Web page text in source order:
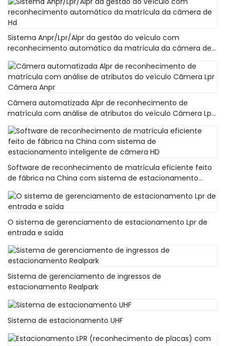
Sistema Anpr/Lpr/Alpr da gestão do veículo com
reconhecimento automático da matrícula da câmera de
Hd
Câmera automatizada Alpr de reconhecimento de
matrícula com análise de atributos do veículo Câmera Lpr
Câmera Anpr
Software de reconhecimento de matrícula eficiente feito
de fábrica na China com sistema de estacionamento
inteligente de câmera HD
O sistema de gerenciamento de estacionamento Lpr de
entrada e saída
Sistema de gerenciamento de ingressos de
estacionamento Realpark
Sistema de estacionamento UHF